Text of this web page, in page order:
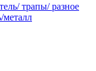
трапы/ разное
металл